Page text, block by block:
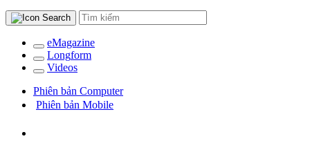
eMagazine
Longform
Videos
Phiên bản Computer
Phiên bản Mobile